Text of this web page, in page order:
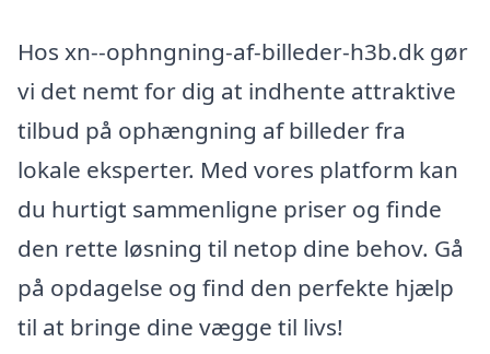
Hos xn--ophngning-af-billeder-h3b.dk gør
vi det nemt for dig at indhente attraktive
tilbud på ophængning af billeder fra
lokale eksperter. Med vores platform kan
du hurtigt sammenligne priser og finde
den rette løsning til netop dine behov. Gå
på opdagelse og find den perfekte hjælp
til at bringe dine vægge til livs!